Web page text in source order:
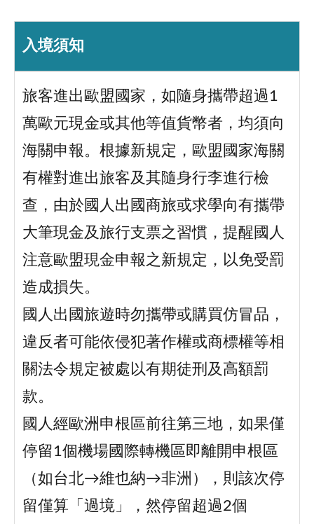
入境須知
旅客進出歐盟國家，如隨身攜帶超過1
萬歐元現金或其他等值貨幣者，均須向
海關申報。根據新規定，歐盟國家海關
有權對進出旅客及其隨身行李進行檢
查，由於國人出國商旅或求學向有攜帶
大筆現金及旅行支票之習慣，提醒國人
注意歐盟現金申報之新規定，以免受罰
造成損失。
國人出國旅遊時勿攜帶或購買仿冒品，
違反者可能依侵犯著作權或商標權等相
關法令規定被處以有期徒刑及高額罰
款。
國人經歐洲申根區前往第三地，如果僅
停留1個機場國際轉機區即離開申根區
（如台北→維也納→非洲），則該次停
留僅算「過境」，然停留超過2個